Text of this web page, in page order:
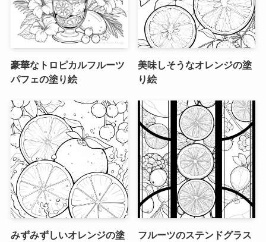
豪華なトロピカルフルーツ
パフェの塗り絵
美味しそうなオレンジの塗
り絵
みずみずしいオレンジの塗
フルーツのステンドグラス